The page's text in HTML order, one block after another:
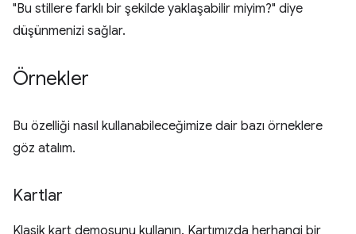
"Bu stillere farklı bir şekilde yaklaşabilir miyim?" diye
düşünmenizi sağlar.
Örnekler
Bu özelliği nasıl kullanabileceğimize dair bazı örneklere
göz atalım.
Kartlar
Klasik kart demosunu kullanın. Kartımızda herhangi bir